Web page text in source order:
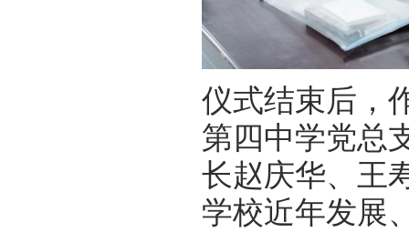
仪式结束后，
第四中学党总
长赵庆华、王
学校近年发展